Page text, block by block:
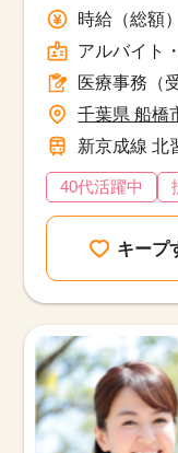
OK！時給（総額
アルバイト
医療事務（
千葉県 船橋
新京成線 北
40代活躍中
キープ